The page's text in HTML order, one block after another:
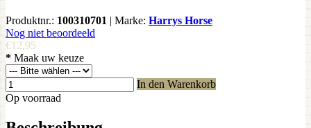
Produktnr.: 100310701 | Marke: Harrys Horse
Nog niet beoordeeld
€12,95
* Maak uw keuze
In den Warenkorb
Op voorraad